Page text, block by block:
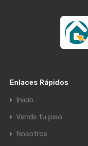
Enlaces Rápidos
Inicio
Vende tu piso
Nosotros